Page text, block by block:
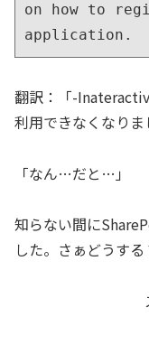
on how to
application.
翻訳：「-
利用できなくなりま
「なん…だと…」
知らない間に
した。さぁどうする